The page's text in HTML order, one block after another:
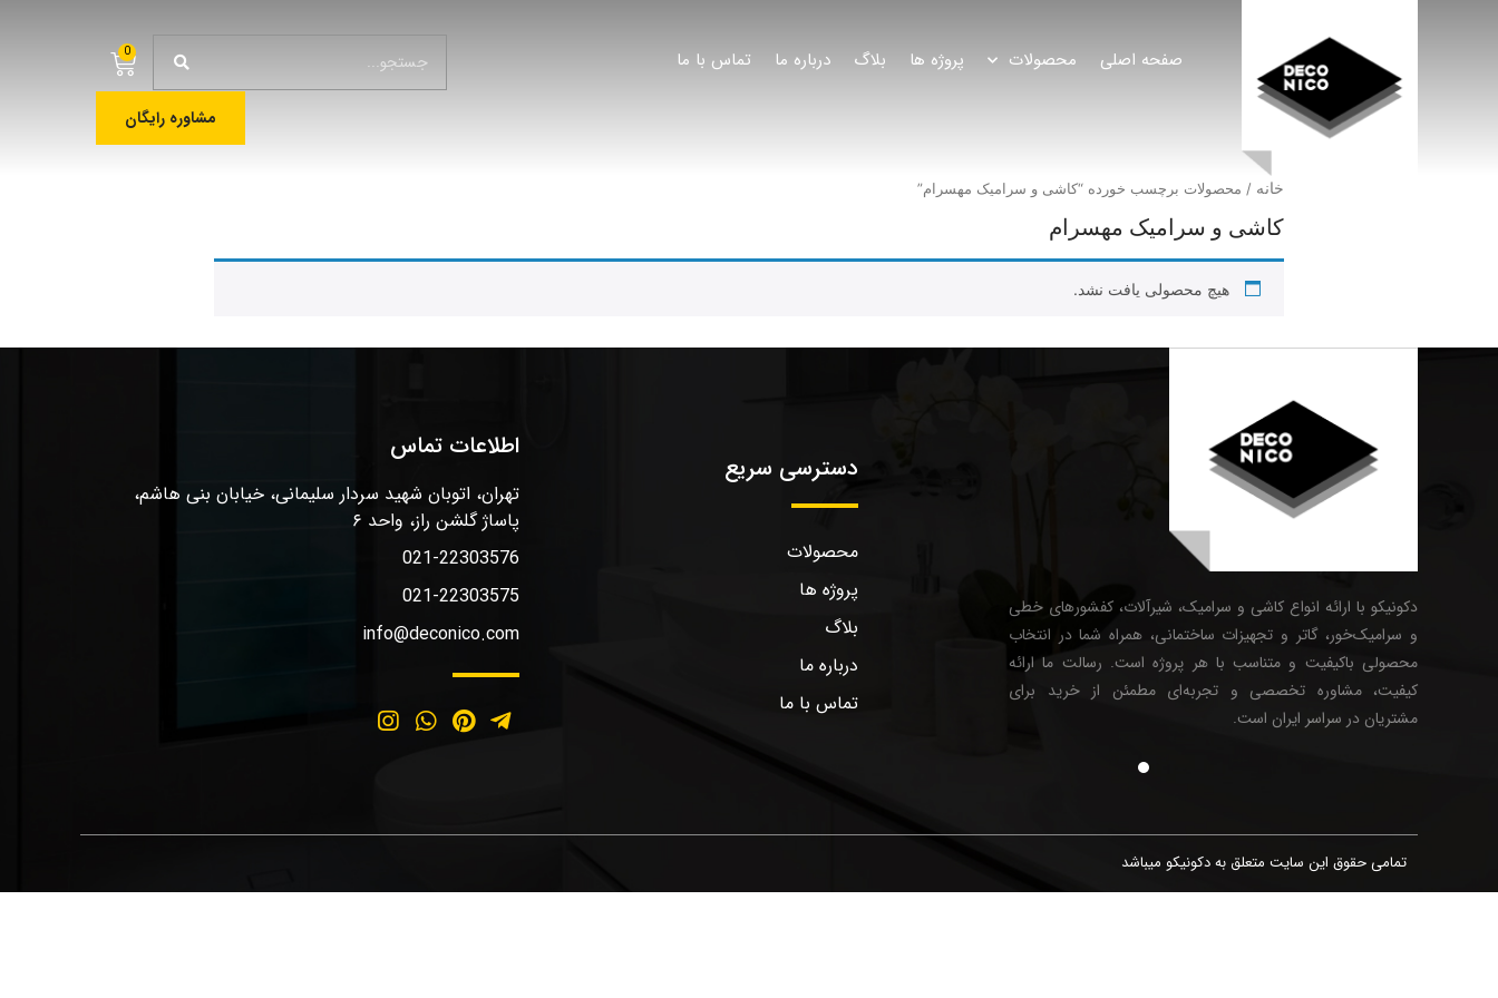
صفحه اصلی محصولات پروژه ها بلاگ درباره ما تماس با ما 0
مشاوره رایگان
خانه / محصولات برچسب خورده “کاشی و سرامیک مهسرام”
کاشی و سرامیک مهسرام
هیچ محصولی یافت نشد.
دکونیکو با ارائه انواع کاشی و سرامیک، شیرآلات، کفشورهای خطی
و سرامیک‌خور، گاتر و تجهیزات ساختمانی، همراه شما در انتخاب
محصولی باکیفیت و متناسب با هر پروژه است. رسالت ما ارائه
کیفیت، مشاوره تخصصی و تجربه‌ای مطمئن از خرید برای
مشتریان در سراسر ایران است.
دسترسی سریع
محصولات
پروژه ها
بلاگ
درباره ما
تماس با ما
اطلاعات تماس
تهران، اتوبان شهید سردار سلیمانی، خیابان بنی هاشم،
پاساژ گلشن راز، واحد ۶
021-22303576
021-22303575
info@deconico.com
تمامی حقوق این سایت متعلق به دکونیکو میباشد